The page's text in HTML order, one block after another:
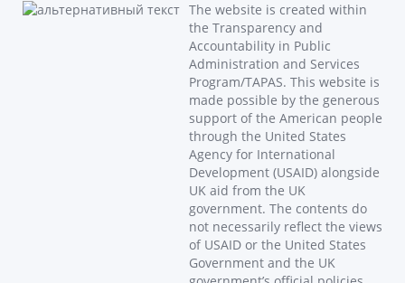
The website is created within
the Transparency and
Accountability in Public
Administration and Services
Program/TAPAS. This website is
made possible by the generous
support of the American people
through the United States
Agency for International
Development (USAID) alongside
UK aid from the UK
government. The contents do
not necessarily reflect the views
of USAID or the United States
Government and the UK